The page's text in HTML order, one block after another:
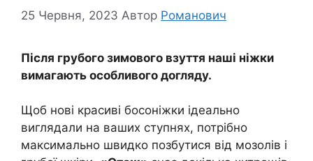
25 Червня, 2023 Автор Романович
Після грубого зимового взуття наші ніжки
вимагають особливого догляду.
Щоб нові красиві босоніжки ідеально
виглядали на ваших ступнях, потрібно
максимально швидко позбутися від мозолів і